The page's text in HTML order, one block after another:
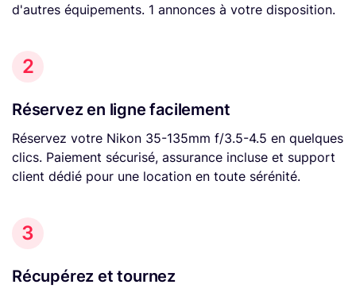
d'autres équipements. 1 annonces à votre disposition.
2
Réservez en ligne facilement
Réservez votre Nikon 35-135mm f/3.5-4.5 en quelques
clics. Paiement sécurisé, assurance incluse et support
client dédié pour une location en toute sérénité.
3
Récupérez et tournez